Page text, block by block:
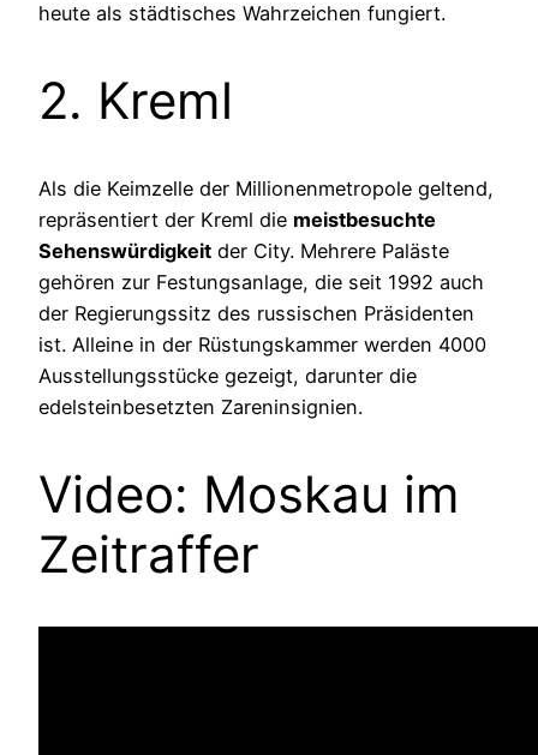
heute als städtisches Wahrzeichen fungiert.
2. Kreml
Als die Keimzelle der Millionenmetropole geltend,
repräsentiert der Kreml die meistbesuchte
Sehenswürdigkeit der City. Mehrere Paläste
gehören zur Festungsanlage, die seit 1992 auch
der Regierungssitz des russischen Präsidenten
ist. Alleine in der Rüstungskammer werden 4000
Ausstellungsstücke gezeigt, darunter die
edelsteinbesetzten Zareninsignien.
Video: Moskau im
Zeitraffer